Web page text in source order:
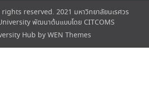
reserved. 2021 มหาวิทยาลัยนเรศวร
พัฒนาต้นแบบโดย CITCOMS
Hub by WEN Themes